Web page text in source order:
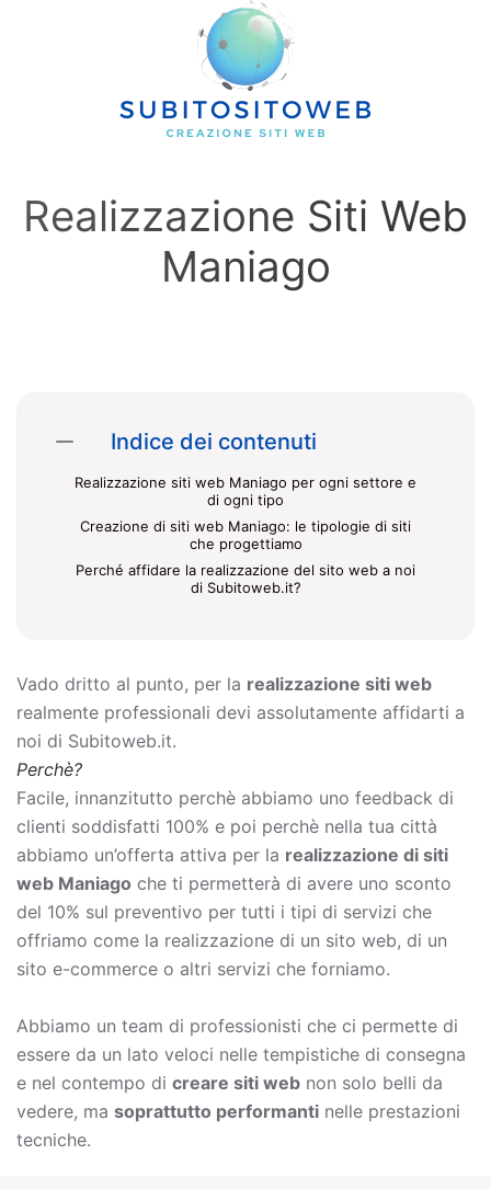
Skip to main content
Realizzazione Siti Web
Maniago
Indice dei contenuti
Realizzazione siti web Maniago per ogni settore e
di ogni tipo
Creazione di siti web Maniago: le tipologie di siti
che progettiamo
Perché affidare la realizzazione del sito web a noi
di Subitoweb.it?
Vado dritto al punto, per la realizzazione siti web
realmente professionali devi assolutamente affidarti a
noi di Subitoweb.it.
Perchè?
Facile, innanzitutto perchè abbiamo uno feedback di
clienti soddisfatti 100% e poi perchè nella tua città
abbiamo un’offerta attiva per la realizzazione di siti
web Maniago che ti permetterà di avere uno sconto
del 10% sul preventivo per tutti i tipi di servizi che
offriamo come la realizzazione di un sito web, di un
sito e-commerce o altri servizi che forniamo.
Abbiamo un team di professionisti che ci permette di
essere da un lato veloci nelle tempistiche di consegna
e nel contempo di creare siti web non solo belli da
vedere, ma soprattutto performanti nelle prestazioni
tecniche.